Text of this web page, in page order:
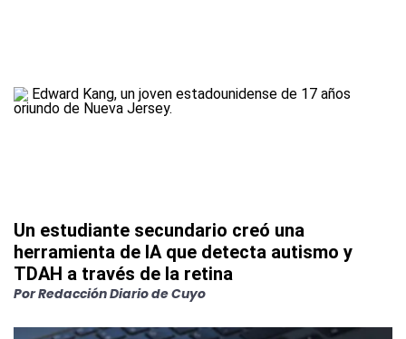
Un estudiante secundario creó una
herramienta de IA que detecta autismo y
TDAH a través de la retina
PorRedacción Diario de Cuyo